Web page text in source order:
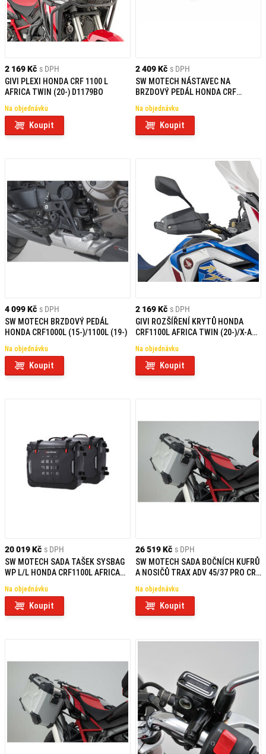
2 169 Kč s DPH
GIVI PLEXI HONDA CRF 1100 L
AFRICA TWIN (20-) D1179BO
Na objednávku
Koupit
2 409 Kč s DPH
SW MOTECH NÁSTAVEC NA
BRZDOVÝ PEDÁL HONDA CRF
TWIN/ADVENTURE SPORTS
Na objednávku
Koupit
4 099 Kč s DPH
SW MOTECH BRZDOVÝ PEDÁL
HONDA CRF1000L (15-)/1100L (19-)
Na objednávku
Koupit
2 169 Kč s DPH
GIVI ROZŠÍŘENÍ KRYTŮ HONDA
CRF1100L AFRICA TWIN (20-)/X-ADV
Na objednávku
Koupit
20 019 Kč s DPH
SW MOTECH SADA TAŠEK SYSBAG
WP L/L HONDA CRF1100L AFRICA
Na objednávku
Koupit
26 519 Kč s DPH
SW MOTECH SADA BOČNÍCH KUFRŮ
A NOSIČŮ TRAX ADV 45/37 PRO CRF
Na objednávku
Koupit